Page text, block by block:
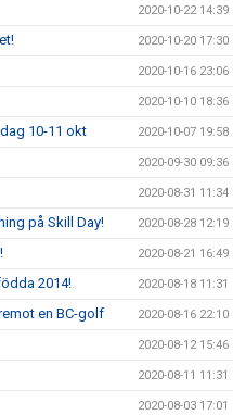
2020-10-22 14:39
2020-10-20 17:30
2020-10-16 23:06
2020-10-10 18:36
10-11 okt 2020-10-07 19:58
2020-09-30 09:36
2020-08-31 11:34
på Skill Day! 2020-08-28 12:19
2020-08-21 16:49
2014! 2020-08-18 11:31
en BC-golf 2020-08-16 22:10
2020-08-12 15:46
2020-08-11 11:31
2020-08-03 17:01